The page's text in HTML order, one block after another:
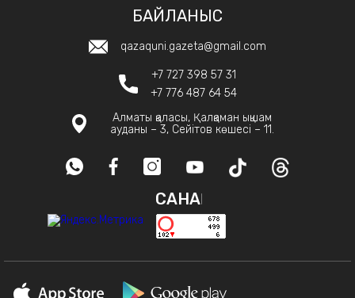
БАЙЛАНЫС
qazaquni.gazeta@gmail.com
+7 727 398 57 31
+7 776 487 64 54
Алматы қаласы, Қалқаман ықшам
ауданы – 3, Сейітов көшесі – 11.
САНАҚ